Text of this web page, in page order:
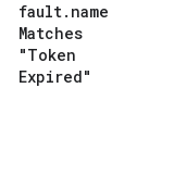
fault. name
Matches
"Token
Expired"